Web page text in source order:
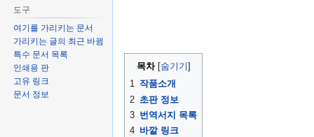
목차
1 작품소개
2 초판 정보
3 번역서지 목록
4 바깥 링크
도구
여기를 가리키는 문서
가리키는 글의 최근 바뀜
특수 문서 목록
인쇄용 판
고유 링크
문서 정보